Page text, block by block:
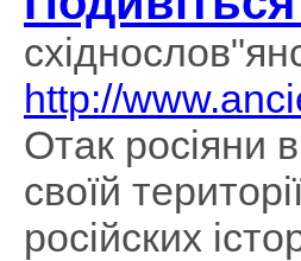
http://
Отак росіяни
своїй
російских